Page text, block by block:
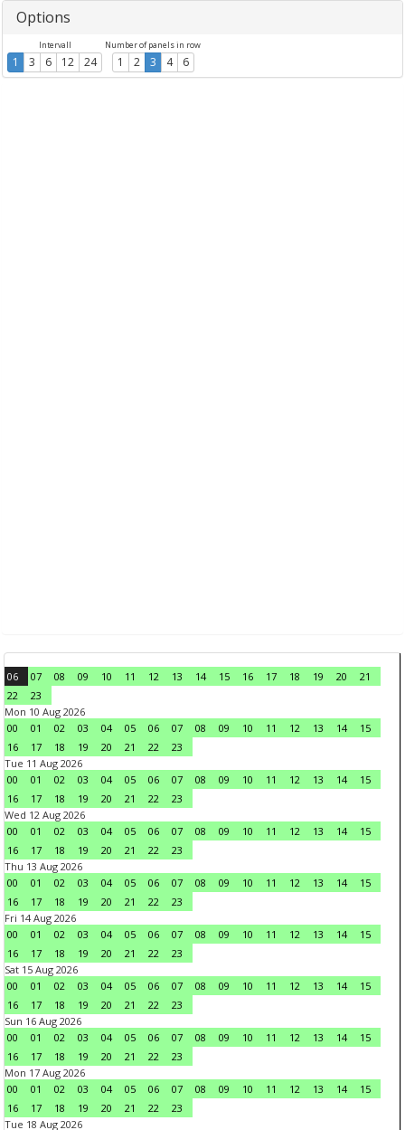
Options
Intervall
1 3 6 12 24
Number of panels in row
1 2 3 4 6
06 07 08 09 10 11 12 13 14 15 16 17 18 19 20
21
22
23
Mon 10 Aug 2026
00
01 02 03 04 05 06 07 08 09 10 11 12 13 14
15
16
17 18 19 20 21 22
23
Tue 11 Aug 2026
00
01 02 03 04 05 06 07 08 09 10 11 12 13 14
15
16
17 18 19 20 21 22
23
Wed 12 Aug 2026
00
01 02 03 04 05 06 07 08 09 10 11 12 13 14
15
16
17 18 19 20 21 22
23
Thu 13 Aug 2026
00
01 02 03 04 05 06 07 08 09 10 11 12 13 14
15
16
17 18 19 20 21 22
23
Fri 14 Aug 2026
00
01 02 03 04 05 06 07 08 09 10 11 12 13 14
15
16
17 18 19 20 21 22
23
Sat 15 Aug 2026
00
01 02 03 04 05 06 07 08 09 10 11 12 13 14
15
16
17 18 19 20 21 22
23
Sun 16 Aug 2026
00
01 02 03 04 05 06 07 08 09 10 11 12 13 14
15
16
17 18 19 20 21 22
23
Mon 17 Aug 2026
00
01 02 03 04 05 06 07 08 09 10 11 12 13 14
15
16
17 18 19 20 21 22
23
Tue 18 Aug 2026